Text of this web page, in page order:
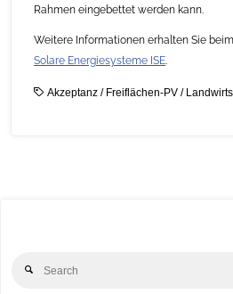
Rahmen eingebettet werden kann.
Weitere Informationen erhalten Sie
Solare Energiesysteme ISE.
Akzeptanz/ Freiflächen-PV/
Search